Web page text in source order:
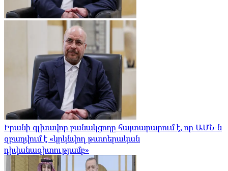
Իրանի գլխավոր բանակցողը հայտարարում է, որ ԱՄՆ-ն
զբաղվում է «կրկնվող թատերական
դիվանագիտությամբ»